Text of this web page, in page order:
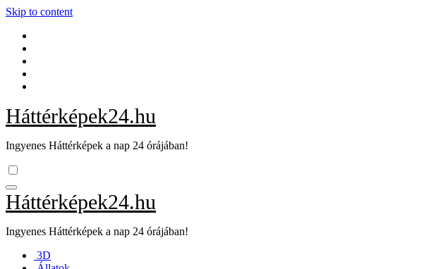
Skip to content
Háttérképek24.hu
Ingyenes Háttérképek a nap 24 órájában!
Háttérképek24.hu
Ingyenes Háttérképek a nap 24 órájában!
3D